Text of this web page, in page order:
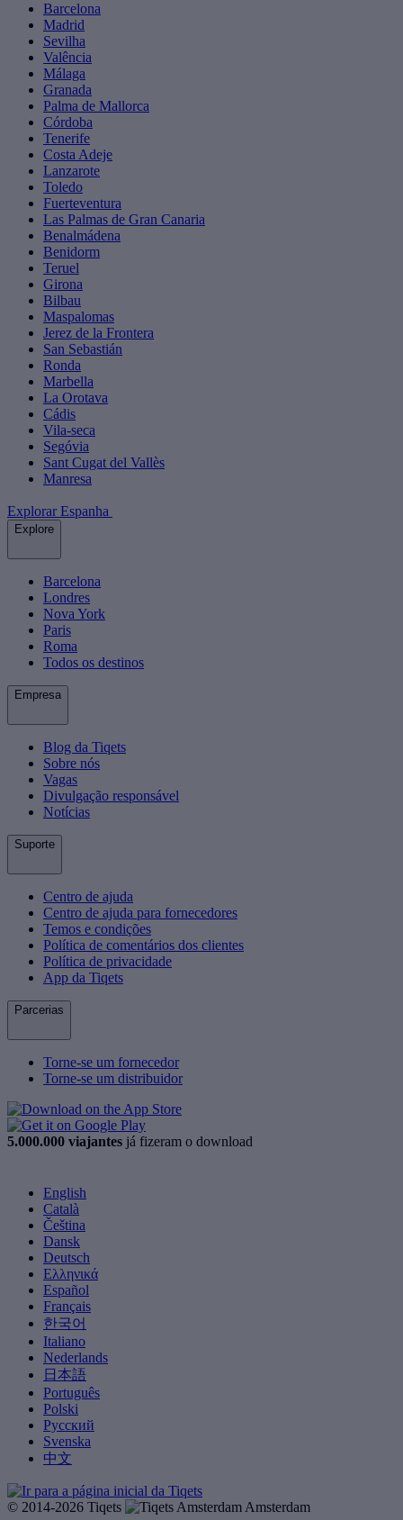
Barcelona
Madrid
Sevilha
Valência
Málaga
Granada
Palma de Mallorca
Córdoba
Tenerife
Costa Adeje
Lanzarote
Toledo
Fuerteventura
Las Palmas de Gran Canaria
Benalmádena
Benidorm
Teruel
Girona
Bilbau
Maspalomas
Jerez de la Frontera
San Sebastián
Ronda
Marbella
La Orotava
Cádis
Vila-seca
Segóvia
Sant Cugat del Vallès
Manresa
Explorar Espanha
Explore
Barcelona
Londres
Nova York
Paris
Roma
Todos os destinos
Empresa
Blog da Tiqets
Sobre nós
Vagas
Divulgação responsável
Notícias
Suporte
Centro de ajuda
Centro de ajuda para fornecedores
Temos e condições
Política de comentários dos clientes
Política de privacidade
App da Tiqets
Parcerias
Torne-se um fornecedor
Torne-se um distribuidor
5.000.000 viajantes já fizeram o download
English
Català
Čeština
Dansk
Deutsch
Ελληνικά
Español
Français
한국어
Italiano
Nederlands
日本語
Português
Polski
Русский
Svenska
中文
© 2014-2026 Tiqets
Amsterdam